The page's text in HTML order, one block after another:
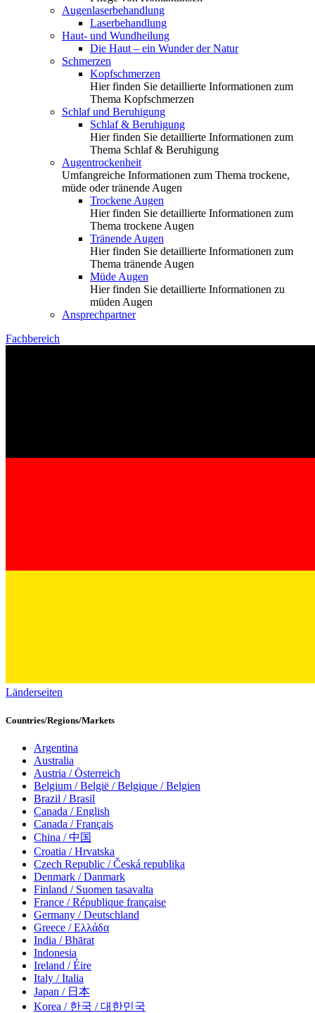
Augenlaserbehandlung
Laserbehandlung
Haut- und Wundheilung
Die Haut – ein Wunder der Natur
Schmerzen
Kopfschmerzen
Hier finden Sie detaillierte Informationen zum
Thema Kopfschmerzen
Schlaf und Beruhigung
Schlaf & Beruhigung
Hier finden Sie detaillierte Informationen zum
Thema Schlaf & Beruhigung
Augentrockenheit
Umfangreiche Informationen zum Thema trockene,
müde oder tränende Augen
Trockene Augen
Hier finden Sie detaillierte Informationen zum
Thema trockene Augen
Tränende Augen
Hier finden Sie detaillierte Informationen zum
Thema tränende Augen
Müde Augen
Hier finden Sie detaillierte Informationen zu
müden Augen
Ansprechpartner
Fachbereich
Länderseiten
Countries/Regions/Markets
Argentina
Australia
Austria / Österreich
Belgium / België / Belgique / Belgien
Brazil / Brasil
Canada / English
Canada / Français
China / 中国
Croatia / Hrvatska
Czech Republic / Česká republika
Denmark / Danmark
Finland / Suomen tasavalta
France / République française
Germany / Deutschland
Greece / Ελλάδα
India / Bhārat
Indonesia
Ireland / Éire
Italy / Italia
Japan / 日本
Korea / 한국 / 대한민국